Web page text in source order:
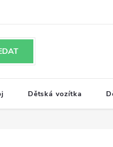
Dětská vozítka